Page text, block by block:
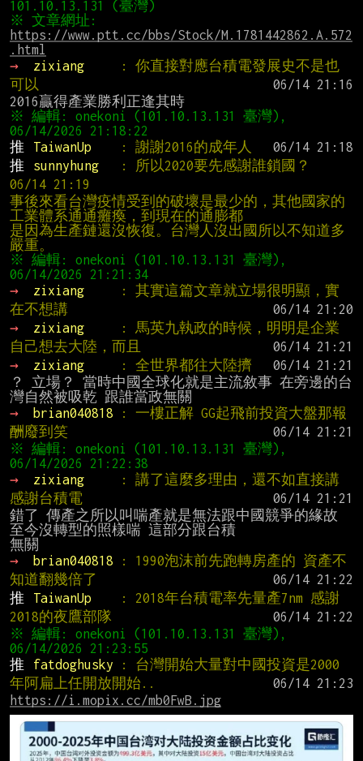
https://www.ptt.cc/bbs/Stock/M.1781442862.A.572
.html
→
zixiang
: 你直接對應台積電發展史不是也
可以
※ 編輯: onekoni (101.10.13.131 臺灣),
推
TaiwanUp : 謝謝2016的成年人
推
sunnyhung
: 所以2020要先感謝誰鎖國？
06/14 21:19
事後來看台灣疫情受到的破壞是最少的，其他國家的
工業體系通通癱瘓，到現在的通膨都
是因為生產鏈還沒恢復。台灣人沒出國所以不知道多
※ 編輯: onekoni (101.10.13.131 臺灣),
→
zixiang
: 其實這篇文章就立場很明顯，實
在不想講
→
zixiang
: 馬英九執政的時候，明明是企業
自己想去大陸，而且
→
zixiang : 全世界都往大陸擠
？ 立場？ 當時中國全球化就是主流敘事 在旁邊的台
→
brian040818
: 一樓正解 GG起飛前投資大盤那報
酬廢到笑
※ 編輯: onekoni (101.10.13.131 臺灣),
→
zixiang
: 講了這麼多理由，還不如直接講
感謝台積電
錯了 傳產之所以叫喘產就是無法跟中國競爭的緣故
至今沒轉型的照樣喘 這部分跟台積
→
brian040818
: 1990泡沫前先跑轉房產的 資產不
知道翻幾倍了
推
TaiwanUp
: 2018年台積電率先量產7nm 感謝
2018的夜鷹部隊
※ 編輯: onekoni (101.10.13.131 臺灣),
推
fatdoghusky
: 台灣開始大量對中國投資是2000
年阿扁上任開放開始..
https://i.mopix.cc/mb0FwB.jpg